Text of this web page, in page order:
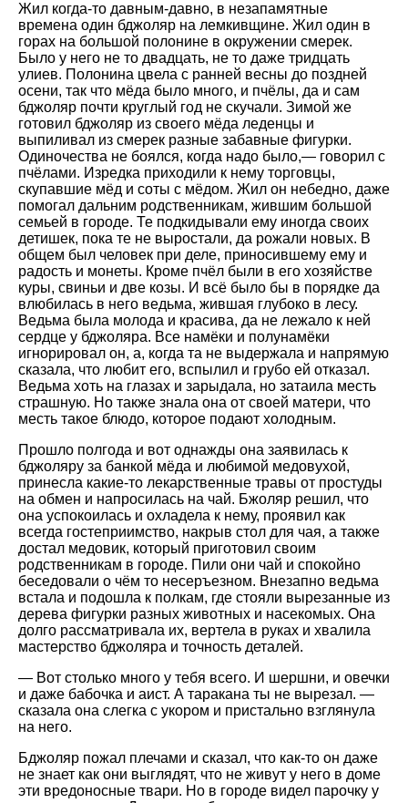
Жил когда-то давным-давно, в незапамятные
времена один бджоляр на лемкивщине. Жил один в
горах на большой полонине в окружении смерек.
Было у него не то двадцать, не то даже тридцать
улиев. Полонина цвела с ранней весны до поздней
осени, так что мёда было много, и пчёлы, да и сам
бджоляр почти круглый год не скучали. Зимой же
готовил бджоляр из своего мёда леденцы и
выпиливал из смерек разные забавные фигурки.
Одиночества не боялся, когда надо было,— говорил с
пчёлами. Изредка приходили к нему торговцы,
скупавшие мёд и соты с мёдом. Жил он небедно, даже
помогал дальним родственникам, жившим большой
семьей в городе. Те подкидывали ему иногда своих
детишек, пока те не выростали, да рожали новых. В
общем был человек при деле, приносившему ему и
радость и монеты. Кроме пчёл были в его хозяйстве
куры, свиньи и две козы. И всё было бы в порядке да
влюбилась в него ведьма, жившая глубоко в лесу.
Ведьма была молода и красива, да не лежало к ней
сердце у бджоляра. Все намёки и полунамёки
игнорировал он, а, когда та не выдержала и напрямую
сказала, что любит его, вспылил и грубо ей отказал.
Ведьма хоть на глазах и зарыдала, но затаила месть
страшную. Но также знала она от своей матери, что
месть такое блюдо, которое подают холодным.
Прошло полгода и вот однажды она заявилась к
бджоляру за банкой мёда и любимой медовухой,
принесла какие-то лекарственные травы от простуды
на обмен и напросилась на чай. Бжоляр решил, что
она успокоилась и охладела к нему, проявил как
всегда гостеприимство, накрыв стол для чая, а также
достал медовик, который приготовил своим
родственникам в городе. Пили они чай и спокойно
беседовали о чём то несеръезном. Внезапно ведьма
встала и подошла к полкам, где стояли вырезанные из
дерева фигурки разных животных и насекомых. Она
долго рассматривала их, вертела в руках и хвалила
мастерство бджоляра и точность деталей.
— Вот столько много у тебя всего. И шершни, и овечки
и даже бабочка и аист. А таракана ты не вырезал. —
сказала она слегка с укором и пристально взглянула
на него.
Бджоляр пожал плечами и сказал, что как-то он даже
не знает как они выглядят, что не живут у него в доме
эти вредоносные твари. Но в городе видел парочку у